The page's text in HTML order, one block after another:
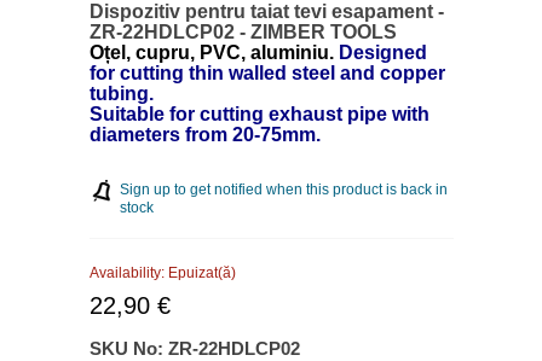
Dispozitiv pentru taiat tevi esapament -
ZR-22HDLCP02 - ZIMBER TOOLS
Oțel, cupru, PVC, aluminiu. Designed
for cutting thin walled steel and copper
tubing.
Suitable for cutting exhaust pipe with
diameters from 20-75mm.
Sign up to get notified when this product is back in
stock
Availability: Epuizat(ă)
22,90 €
SKU No: ZR-22HDLCP02